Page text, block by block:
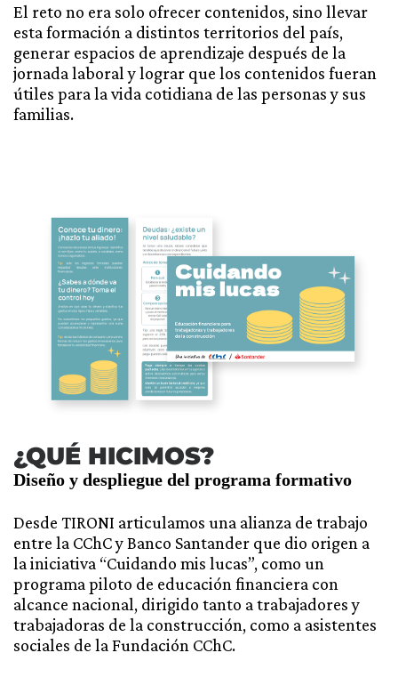
El reto no era solo ofrecer contenidos, sino llevar
esta formación a distintos territorios del país,
generar espacios de aprendizaje después de la
jornada laboral y lograr que los contenidos fueran
útiles para la vida cotidiana de las personas y sus
familias.
¿QUÉ HICIMOS?
Diseño y despliegue del programa formativo
Desde TIRONI articulamos una alianza de trabajo
entre la CChC y Banco Santander que dio origen a
la iniciativa “Cuidando mis lucas”, como un
programa piloto de educación financiera con
alcance nacional, dirigido tanto a trabajadores y
trabajadoras de la construcción, como a asistentes
sociales de la Fundación CChC.